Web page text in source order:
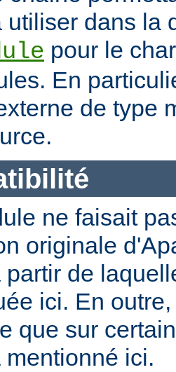
utiliser dans la
pour le
En
de type
ne faisait
originale
partir de
ici. En
que sur
ici.